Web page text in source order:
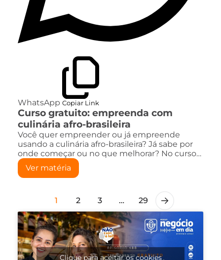
WhatsApp Copiar Link
Curso gratuito: empreenda com
culinária afro-brasileira
Você quer empreender ou já empreende
usando a culinária afro-brasileira? Já sabe por
onde começar ou no que melhorar? No curso…
Ver matéria
1 2 3 … 29
Clique para aceitar os cookies